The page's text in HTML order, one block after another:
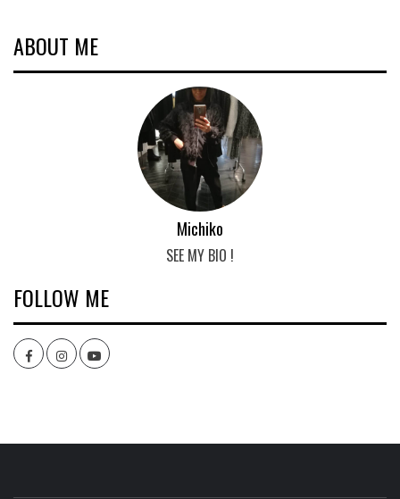
ABOUT ME
Michiko
SEE MY BIO !
FOLLOW ME
FacebookInstagramyoutube